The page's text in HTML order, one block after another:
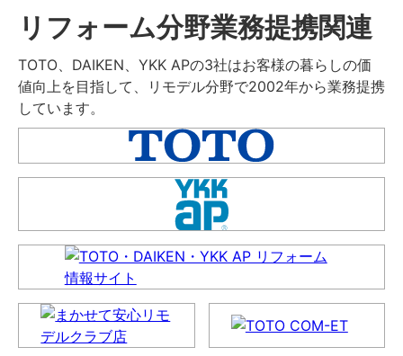
リフォーム分野業務提携関連
TOTO、DAIKEN、YKK APの3社はお客様の暮らしの価
値向上を目指して、リモデル分野で2002年から業務提携
しています。